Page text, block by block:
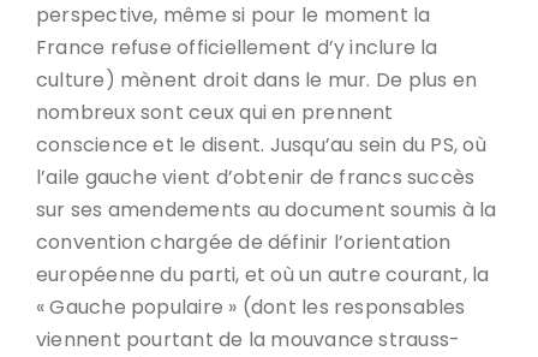
perspective, même si pour le moment la
France refuse officiellement d’y inclure la
culture) mènent droit dans le mur. De plus en
nombreux sont ceux qui en prennent
conscience et le disent. Jusqu’au sein du PS, où
l’aile gauche vient d’obtenir de francs succès
sur ses amendements au document soumis à la
convention chargée de définir l’orientation
européenne du parti, et où un autre courant, la
« Gauche populaire » (dont les responsables
viennent pourtant de la mouvance strauss-